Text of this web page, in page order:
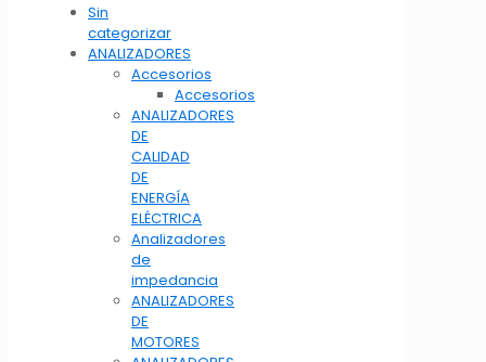
Sin
categorizar
ANALIZADORES
Accesorios
Accesorios
ANALIZADORES
DE
CALIDAD
DE
ENERGÍA
ELÉCTRICA
Analizadores
de
impedancia
ANALIZADORES
DE
MOTORES